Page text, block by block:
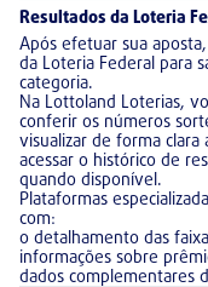
Resultados da Loteria
Após efetuar sua
da Loteria Federal para
categoria.
Na Lottoland Loterias,
conferir os números
visualizar de forma clara
acessar o histórico de
quando disponível.
Plataformas
com:
o detalhamento das
informações sobre
dados complementares